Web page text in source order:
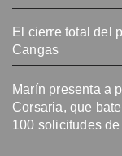
El cierre total del
Cangas
Marín presenta a
Corsaria, que
100 solicitudes